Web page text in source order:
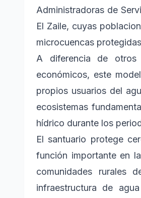
Administradoras de
El Zaile, cuyas
microcuencas
A diferencia de otros
económicos, este
propios usuarios del
ecosistemas
hídrico durante los
El santuario protege
función importante en
comunidades rurales
infraestructura de